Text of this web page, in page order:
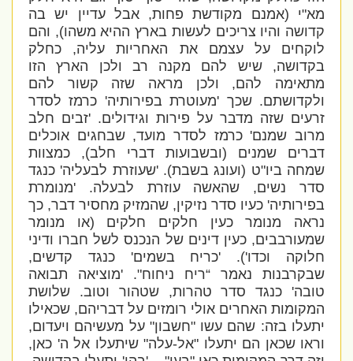
מא"י (אמנם מקודשת פחות, אבל עדיין יש בה
קדושה והיו צריכים לעשות בארץ ההיא משהו), והם
לוקחים על עצמם את האחריות עליה, כחלק
בקדושה, שיש להם מקנה רב ולכן הארץ הזו
מתאימה להם, ולכן מראה שזה קשור להם
ולקדושתם. שכך 'מעוטרת בפירותיה' כרמז לסדר
זרעים שזה מדבר על פירות וגידולים. 'זבים חלב
מרוב שמנם' כרמז לסדר מועד, שבחגים אוכלים
דברים שמנים (ובשבועות דברי חלב), כמצוות
שמחה ביו"ט (ועונג בשבת). 'שעוזרת לבעליה' כנגד
סדר נשים, שהאשה עוזרת לבעלה. 'מנומרת
בפירותיה' כעיו סדר נזיקין, שהמזיק מחסיר דבר, כך
נראה מנומר כעין חלקים חלקים (או מנומר
שמעורבבים, כעין דינים של הנכנס לשל חברו ודיני
חלוקה וכדו'). 'כריח בשמים' כנגד קדשים,
שבקרבנות נאמר “ריח ניחוח". 'מוציאה תבואה
טובה' כנגד סדר טהרות, שטהור וטוב. שלושת
המקומות האחרים אולי רומזים על דבריהם, שכאילו
יתעלו בזה: שהם עשו "חשבון" על מעשיהם ויעדום,
וראו שכאן הם יתעלו "אל-עלה" שיתעלו אל ה' כאן,